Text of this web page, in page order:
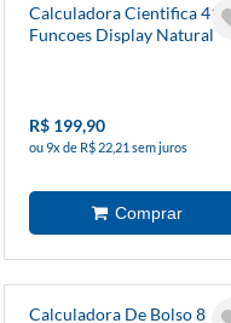
Calculadora Cientifica 417
Funcoes Display Natural
R$ 199,90
ou 9x de R$ 22,21 sem juros
Calculadora De Bolso 8